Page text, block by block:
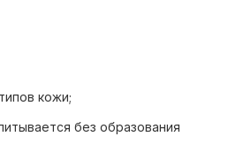
кожи;
без образования